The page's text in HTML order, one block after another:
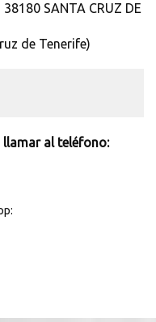
SANTA CRUZ DE
de Tenerife)
llamar al teléfono: